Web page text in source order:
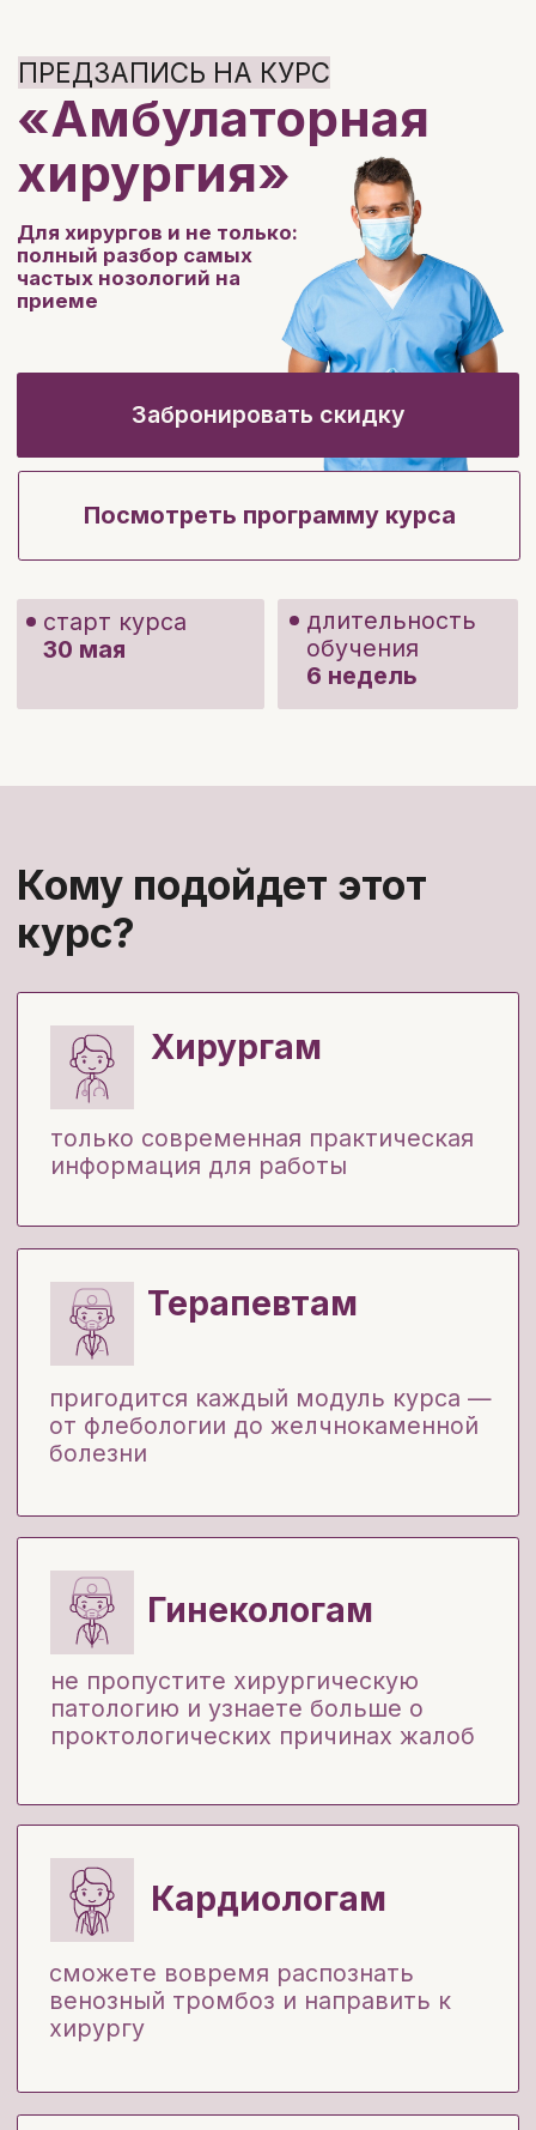
«Амбулаторная
хирургия»
обучения
30 мая
Для хирургов и не только:
полный разбор самых
частых нозологий на
ПРЕДЗАПИСЬ НА КУРС
Забронировать скидку
Посмотреть программу курса
Кардиологам
сможете вовремя распознать
венозный тромбоз и направить к
хирургу
грамотно проведете
неврологической и хирургической
боли
амбулаторного
звена:
хирургический пациент может
Гинекологам
Терапевтам
пригодится каждый модуль курса —
болезни
узнаете все о трофических язвах,
отеках и современных методах
лечения
Кому подойдет этот
курс?